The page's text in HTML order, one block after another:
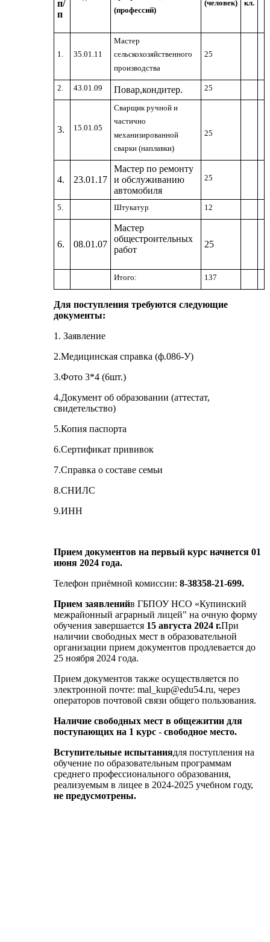
п/
п
(профессий)
(человек)
кл.
1. 35.01.11
Мастер
сельскохозяйственного
производства
25
2. 43.01.09 Повар,кондитер. 25
3. 15.01.05
Сварщик ручной и
частично
механизированной
сварки (наплавки)
25
4. 23.01.17
Мастер по ремонту
и обслуживанию
автомобиля
25
5. Штукатур 12
6. 08.01.07
Мастер
общестроительных
работ
25
Итого: 137
Для поступления требуются следующие
документы:
1. Заявление
2.Медицинская справка (ф.086-У)
3.Фото 3*4 (6шт.)
4.Документ об образовании (аттестат,
свидетельство)
5.Копия паспорта
6.Сертификат прививок
7.Справка о составе семьи
8.СНИЛС
9.ИНН
Прием документов на первый курс начнется 01
июня 2024 года.
Телефон приёмной комиссии: 8-38358-21-699.
Прием заявленийв ГБПОУ НСО «Купинский
межрайонный аграрный лицей" на очную форму
обучения завершается 15 августа 2024 г.При
наличии свободных мест в образовательной
организации прием документов продлевается до
25 ноября 2024 года.
Прием документов также осуществляется по
электронной почте: mal_kup@edu54.ru, через
операторов почтовой связи общего пользования.
Наличие свободных мест в общежитии для
поступающих на 1 курс - свободное место.
Вступительные испытаниядля поступления на
обучение по образовательным программам
среднего профессионального образования,
реализуемым в лицее в 2024-2025 учебном году,
не предусмотрены.